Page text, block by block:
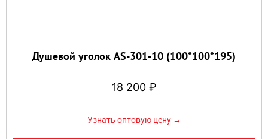
Душевой уголок AS-301-10 (100*100*195)
18 200 ₽
Узнать оптовую цену →